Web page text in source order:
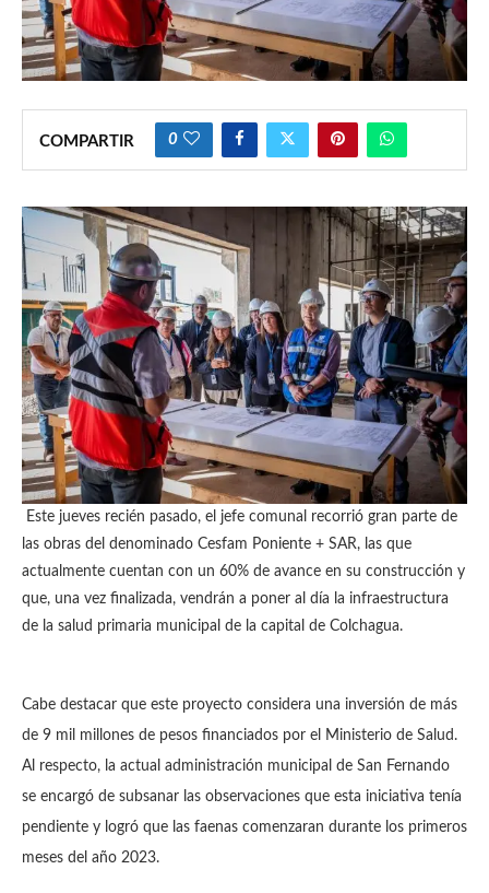
COMPARTIR 0
Este jueves recién pasado, el jefe comunal recorrió gran parte de
las obras del denominado Cesfam Poniente + SAR, las que
actualmente cuentan con un 60% de avance en su construcción y
que, una vez finalizada, vendrán a poner al día la infraestructura
de la salud primaria municipal de la capital de Colchagua.
Cabe destacar que este proyecto considera una inversión de más
de 9 mil millones de pesos financiados por el Ministerio de Salud.
Al respecto, la actual administración municipal de San Fernando
se encargó de subsanar las observaciones que esta iniciativa tenía
pendiente y logró que las faenas comenzaran durante los primeros
meses del año 2023.